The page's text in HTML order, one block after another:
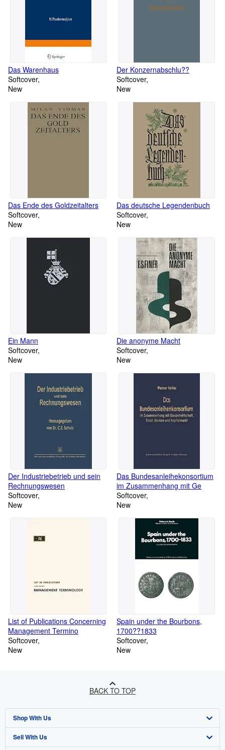
Das Warenhaus
Softcover
New
Der Konzernabschlu??
Softcover
New
Das Ende des Goldzeitalters
Softcover
New
Das deutsche Legendenbuch
Softcover
New
Ein Mann
Softcover
New
Die anonyme Macht
Softcover
New
Der Industriebetrieb und sein
Rechnungswesen
Softcover
New
Das Bundesanleihekonsortium
im Zusammenhang mit Ge
Softcover
New
List of Publications Concerning
Management Termino
Softcover
New
Spain under the Bourbons,
1700??1833
Softcover
New
BACK TO TOP
Shop With Us
Advanced Search
Sell With Us